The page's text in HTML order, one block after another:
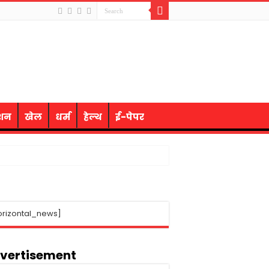
खेल धर्म हेल्थ ई-पेपर